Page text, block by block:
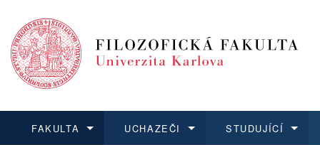
FAKULTA UCHAZEČI STUDUJÍCÍ